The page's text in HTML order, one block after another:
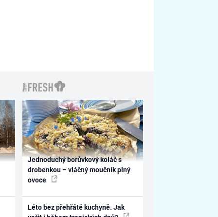
Jednoduchý borůvkový koláč s
drobenkou – vláčný moučník plný
ovoce
Léto bez přehřáté kuchyně. Jak